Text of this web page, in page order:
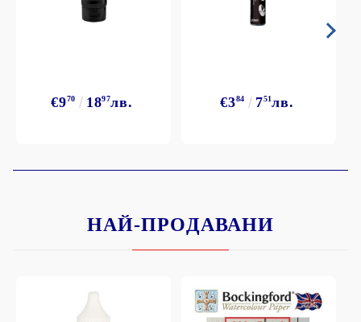
€970 1897лв. €384 751лв.
НАЙ-ПРОДАВАНИ